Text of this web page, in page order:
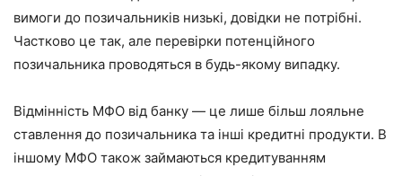
вимоги до позичальників низькі, довідки не потрібні.
Частково це так, але перевірки потенційного
позичальника проводяться в будь-якому випадку.
Відмінність МФО від банку — це лише більш лояльне
ставлення до позичальника та інші кредитні продукти. В
іншому МФО також займаються кредитуванням